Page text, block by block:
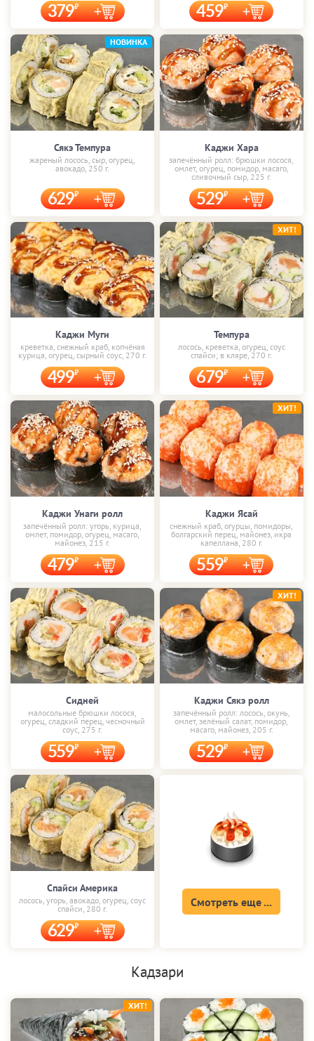
379 459
Сякэ Темпура
жареный лосось, сыр, огурец,
авокадо, 250 г.
629
НОВИНКА
Каджи Хара
запечённый ролл: брюшки лосося,
омлет, огурец, помидор, масаго,
сливочный сыр, 225 г.
529
Каджи Муги
креветка, снежный краб, копчёная
курица, огурец, сырный соус, 270 г.
499
Темпура
лосось, креветка, огурец, соус
спайси; в кляре, 270 г.
679
ХИТ!
Каджи Унаги ролл
запечённый ролл: угорь, курица,
омлет, помидор, огурец, масаго,
майонез, 215 г.
479
Каджи Ясай
снежный краб, огурцы, помидоры,
болгарский перец, майонез, икра
капеллана, 280 г.
559
ХИТ!
Сидней
малосольные брюшки лосося,
огурец, сладкий перец, чесночный
соус, 275 г.
559
Каджи Сякэ ролл
запечённый ролл: лосось, окунь,
омлет, зелёный салат, помидор,
масаго, майонез, 205 г.
529
ХИТ!
Спайси Америка
лосось, угорь, авокадо, огурец, соус
спайси, 280 г.
629
Смотреть еще ...
Кадзари
ХИТ!